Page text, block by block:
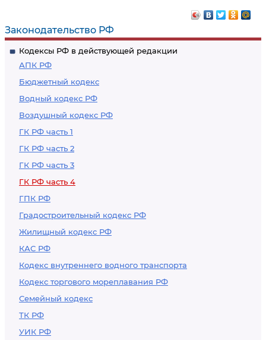
Законодательство РФ
Кодексы РФ в действующей редакции
АПК РФ
Бюджетный кодекс
Водный кодекс РФ
Воздушный кодекс РФ
ГК РФ часть 1
ГК РФ часть 2
ГК РФ часть 3
ГК РФ часть 4
ГПК РФ
Градостроительный кодекс РФ
Жилищный кодекс РФ
КАС РФ
Кодекс внутреннего водного транспорта
Кодекс торгового мореплавания РФ
Семейный кодекс
ТК РФ
УИК РФ
регистрации
селекционного
достижения и
выдача патента